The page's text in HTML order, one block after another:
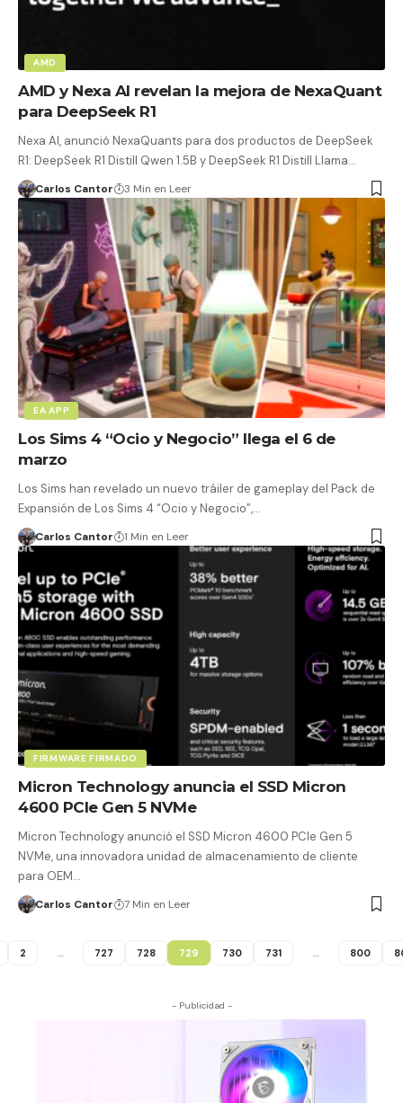
AMD
AMD y Nexa AI revelan la mejora de NexaQuant
para DeepSeek R1
Nexa AI, anunció NexaQuants para dos productos de DeepSeek
R1: DeepSeek R1 Distill Qwen 1.5B y DeepSeek R1 Distill Llama…
Carlos Cantor 3 Min en Leer
EA APP
Los Sims 4 “Ocio y Negocio” llega el 6 de
marzo
Los Sims han revelado un nuevo tráiler de gameplay del Pack de
Expansión de Los Sims 4 “Ocio y Negocio”,…
Carlos Cantor 1 Min en Leer
FIRMWARE FIRMADO
Micron Technology anuncia el SSD Micron
4600 PCIe Gen 5 NVMe
Micron Technology anunció el SSD Micron 4600 PCIe Gen 5
NVMe, una innovadora unidad de almacenamiento de cliente
para OEM…
Carlos Cantor 7 Min en Leer
2 … 727 728 729 730 731 … 800
- Publicidad -